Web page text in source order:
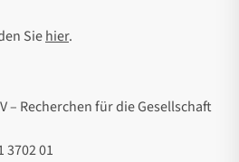
Siehier.
– Recherchen für die Gesellschaft
3702 01